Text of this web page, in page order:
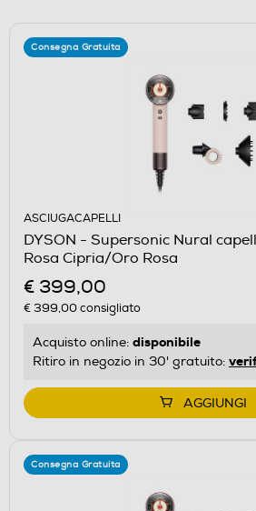
Consegna Gratuita
ASCIUGACAPELLI
DYSON - Supersonic Nural
Rosa Cipria/Oro Rosa
€ 399,00
€ 399,00consigliato
Acquisto online: disponibile
Ritiro in negozio in 30' gratuito:
AGGIUNGI
Consegna Gratuita